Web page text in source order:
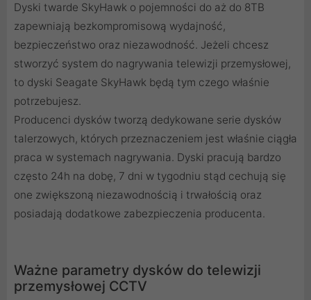
Dyski twarde SkyHawk o pojemności do aż do 8TB
zapewniają bezkompromisową wydajność,
bezpieczeństwo oraz niezawodność. Jeżeli chcesz
stworzyć system do nagrywania telewizji przemysłowej,
to dyski Seagate SkyHawk będą tym czego właśnie
potrzebujesz.
Producenci dysków tworzą dedykowane serie dysków
talerzowych, których przeznaczeniem jest właśnie ciągła
praca w systemach nagrywania. Dyski pracują bardzo
często 24h na dobę, 7 dni w tygodniu stąd cechują się
one zwiększoną niezawodnością i trwałością oraz
posiadają dodatkowe zabezpieczenia producenta.
Ważne parametry dysków do telewizji
przemysłowej CCTV